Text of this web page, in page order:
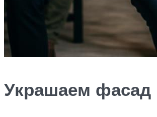
Украшаем фасад